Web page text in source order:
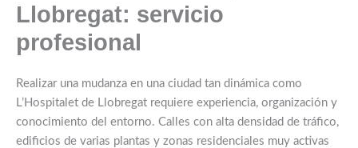
Llobregat: servicio
profesional
Realizar una mudanza en una ciudad tan dinámica como
L’Hospitalet de Llobregat requiere experiencia, organización y
conocimiento del entorno. Calles con alta densidad de tráfico,
edificios de varias plantas y zonas residenciales muy activas